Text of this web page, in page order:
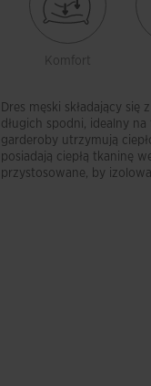
Komfort
Dres męski składający
długich spodni, idealny
garderoby utrzymują
posiadają ciepłą tkaninę
przystosowane, by